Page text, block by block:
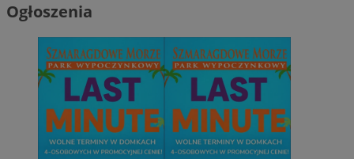
Ogłoszenia